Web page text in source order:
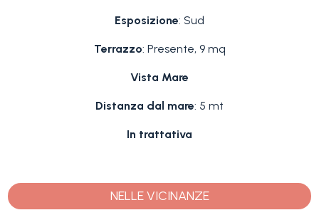
Esposizione: Sud
Terrazzo: Presente, 9 mq
Vista Mare
Distanza dal mare: 5 mt
In trattativa
NELLE VICINANZE